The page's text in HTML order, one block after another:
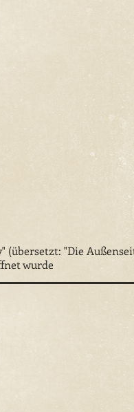
(übersetzt: "Die
wurde